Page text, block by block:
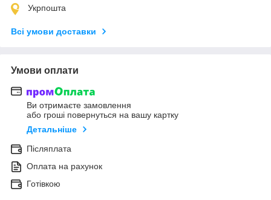
Укрпошта
Всі умови доставки
Умови оплати
Ви отримаєте замовлення
або гроші повернуться на вашу картку
Детальніше
Післяплата
Оплата на рахунок
Готівкою